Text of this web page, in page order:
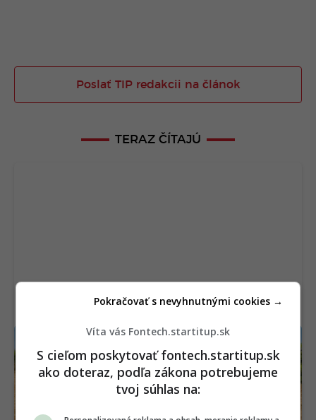
Poslať TIP redakcii na článok
TERAZ ČÍTAJÚ
Izrael otestoval záhadnú kapsulovú zbraň.
Výrobca tají to najdôležitejšie
Víta vás Fontech.startitup.sk
S cieľom poskytovať fontech.startitup.sk
ako doteraz, podľa zákona potrebujeme
tvoj súhlas na:
Pokračovať s nevyhnutnými cookies →